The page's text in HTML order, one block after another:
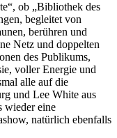
ob „Bibliothek des
begleitet von
berühren und
Netz und doppelten
des Publikums,
voller Energie und
alle auf die
und Lee White aus
wieder eine
natürlich ebenfalls